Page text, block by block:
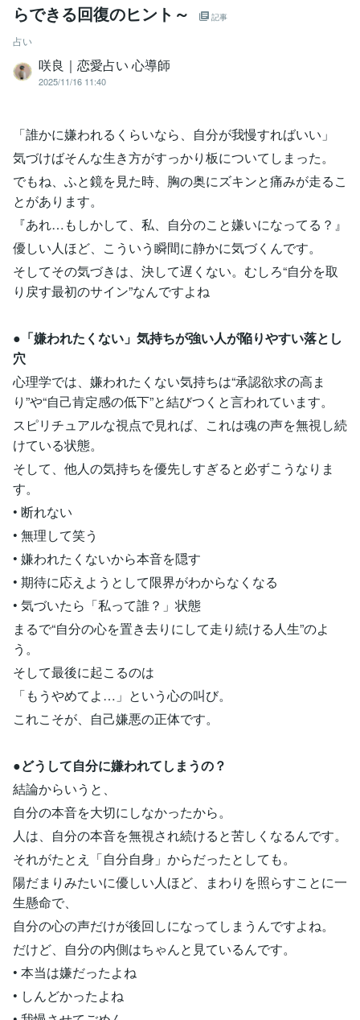
らできる回復のヒント～
記事
占い
咲良｜恋愛占い 心導師
2025/11/16 11:40
「誰かに嫌われるくらいなら、自分が我慢すればいい」
気づけばそんな生き方がすっかり板についてしまった。
でもね、ふと鏡を見た時、胸の奥にズキンと痛みが走るこ
とがあります。
『あれ…もしかして、私、自分のこと嫌いになってる？』
優しい人ほど、こういう瞬間に静かに気づくんです。
そしてその気づきは、決して遅くない。むしろ“自分を取
り戻す最初のサイン”なんですよね
●「嫌われたくない」気持ちが強い人が陥りやすい落とし
穴
心理学では、嫌われたくない気持ちは“承認欲求の高ま
り”や“自己肯定感の低下”と結びつくと言われています。
スピリチュアルな視点で見れば、これは魂の声を無視し続
けている状態。
そして、他人の気持ちを優先しすぎると必ずこうなりま
す。
• 断れない
• 無理して笑う
• 嫌われたくないから本音を隠す
• 期待に応えようとして限界がわからなくなる
• 気づいたら「私って誰？」状態
まるで“自分の心を置き去りにして走り続ける人生”のよ
う。
そして最後に起こるのは
「もうやめてよ…」という心の叫び。
これこそが、自己嫌悪の正体です。
●どうして自分に嫌われてしまうの？
結論からいうと、
自分の本音を大切にしなかったから。
人は、自分の本音を無視され続けると苦しくなるんです。
それがたとえ「自分自身」からだったとしても。
陽だまりみたいに優しい人ほど、まわりを照らすことに一
生懸命で、
自分の心の声だけが後回しになってしまうんですよね。
だけど、自分の内側はちゃんと見ているんです。
• 本当は嫌だったよね
• しんどかったよね